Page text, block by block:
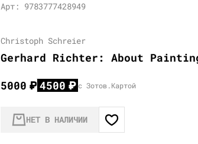
Арт: 9783777428949
Christoph Schreier
Gerhard Richter: About
5000₽ 4500₽ с Зотов.Картой
НЕТ В НАЛИЧИИ